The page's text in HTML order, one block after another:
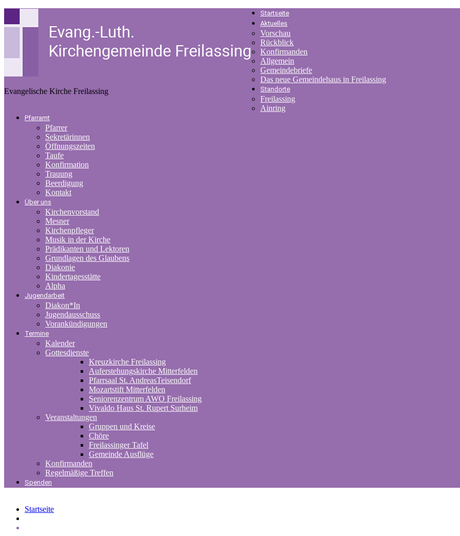
Evangelische Kirche Freilassing
Startseite
Aktuelles
Vorschau
Rückblick
Konfirmanden
Allgemein
Gemeindebriefe
Das neue Gemeindehaus in Freilassing
Standorte
Freilassing
Ainring
Pfarramt
Pfarrer
Sekretärinnen
Öffnungszeiten
Taufe
Konfirmation
Trauung
Beerdigung
Kontakt
Über uns
Kirchenvorstand
Mesner
Kirchenpfleger
Musik in der Kirche
Prädikanten und Lektoren
Grundlagen des Glaubens
Diakonie
Kindertagesstätte
Alpha
Jugendarbeit
Diakon*In
Jugendausschuss
Vorankündigungen
Termine
Kalender
Gottesdienste
Kreuzkirche Freilassing
Auferstehungskirche Mitterfelden
Pfarrsaal St. AndreasTeisendorf
Mozartstift Mitterfelden
Seniorenzentrum AWO Freilassing
Vivaldo Haus St. Rupert Surheim
Veranstaltungen
Gruppen und Kreise
Chöre
Freilassinger Tafel
Gemeinde Ausflüge
Konfirmanden
Regelmäßige Treffen
Spenden
Startseite